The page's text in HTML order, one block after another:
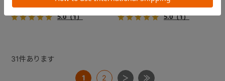
で、しかも1秒・自動収納機能
搭載！！
￥69,300
5.0（1）
で、しかも1秒・自動収納機能
搭載！！
￥69,300
5.0（1）
31件あります
1 2